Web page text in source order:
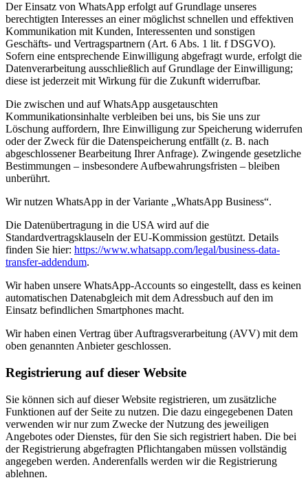
Der Einsatz von WhatsApp erfolgt auf Grundlage unseres
berechtigten Interesses an einer möglichst schnellen und effektiven
Kommunikation mit Kunden, Interessenten und sonstigen
Geschäfts- und Vertragspartnern (Art. 6 Abs. 1 lit. f DSGVO).
Sofern eine entsprechende Einwilligung abgefragt wurde, erfolgt die
Datenverarbeitung ausschließlich auf Grundlage der Einwilligung;
diese ist jederzeit mit Wirkung für die Zukunft widerrufbar.
Die zwischen und auf WhatsApp ausgetauschten
Kommunikationsinhalte verbleiben bei uns, bis Sie uns zur
Löschung auffordern, Ihre Einwilligung zur Speicherung widerrufen
oder der Zweck für die Datenspeicherung entfällt (z. B. nach
abgeschlossener Bearbeitung Ihrer Anfrage). Zwingende gesetzliche
Bestimmungen – insbesondere Aufbewahrungsfristen – bleiben
unberührt.
Wir nutzen WhatsApp in der Variante „WhatsApp Business“.
Die Datenübertragung in die USA wird auf die
Standardvertragsklauseln der EU-Kommission gestützt. Details
finden Sie hier: https://www.whatsapp.com/legal/business-data-
transfer-addendum.
Wir haben unsere WhatsApp-Accounts so eingestellt, dass es keinen
automatischen Datenabgleich mit dem Adressbuch auf den im
Einsatz befindlichen Smartphones macht.
Wir haben einen Vertrag über Auftragsverarbeitung (AVV) mit dem
oben genannten Anbieter geschlossen.
Registrierung auf dieser Website
Sie können sich auf dieser Website registrieren, um zusätzliche
Funktionen auf der Seite zu nutzen. Die dazu eingegebenen Daten
verwenden wir nur zum Zwecke der Nutzung des jeweiligen
Angebotes oder Dienstes, für den Sie sich registriert haben. Die bei
der Registrierung abgefragten Pflichtangaben müssen vollständig
angegeben werden. Anderenfalls werden wir die Registrierung
ablehnen.